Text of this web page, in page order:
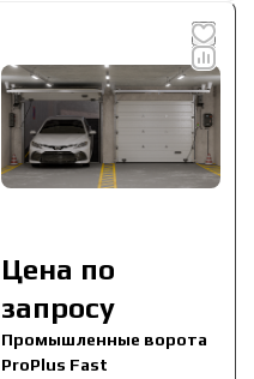
Цена по
запросу
Промышленные ворота
ProPlus Fast